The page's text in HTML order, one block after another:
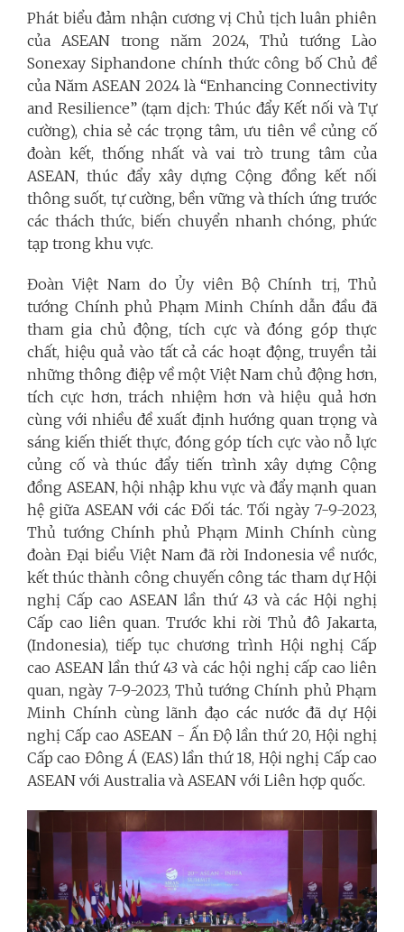
Phát biểu đảm nhận cương vị Chủ tịch luân phiên
của ASEAN trong năm 2024, Thủ tướng Lào
Sonexay Siphandone chính thức công bố Chủ đề
của Năm ASEAN 2024 là “Enhancing Connectivity
and Resilience” (tạm dịch: Thúc đẩy Kết nối và Tự
cường), chia sẻ các trọng tâm, ưu tiên về củng cố
đoàn kết, thống nhất và vai trò trung tâm của
ASEAN, thúc đẩy xây dựng Cộng đồng kết nối
thông suốt, tự cường, bền vững và thích ứng trước
các thách thức, biến chuyển nhanh chóng, phức
tạp trong khu vực.
Đoàn Việt Nam do Ủy viên Bộ Chính trị, Thủ
tướng Chính phủ Phạm Minh Chính dẫn đầu đã
tham gia chủ động, tích cực và đóng góp thực
chất, hiệu quả vào tất cả các hoạt động, truyền tải
những thông điệp về một Việt Nam chủ động hơn,
tích cực hơn, trách nhiệm hơn và hiệu quả hơn
cùng với nhiều đề xuất định hướng quan trọng và
sáng kiến thiết thực, đóng góp tích cực vào nỗ lực
củng cố và thúc đẩy tiến trình xây dựng Cộng
đồng ASEAN, hội nhập khu vực và đẩy mạnh quan
hệ giữa ASEAN với các Đối tác. Tối ngày 7-9-2023,
Thủ tướng Chính phủ Phạm Minh Chính cùng
đoàn Đại biểu Việt Nam đã rời Indonesia về nước,
kết thúc thành công chuyến công tác tham dự Hội
nghị Cấp cao ASEAN lần thứ 43 và các Hội nghị
Cấp cao liên quan. Trước khi rời Thủ đô Jakarta,
(Indonesia), tiếp tục chương trình Hội nghị Cấp
cao ASEAN lần thứ 43 và các hội nghị cấp cao liên
quan, ngày 7-9-2023, Thủ tướng Chính phủ Phạm
Minh Chính cùng lãnh đạo các nước đã dự Hội
nghị Cấp cao ASEAN - Ấn Độ lần thứ 20, Hội nghị
Cấp cao Đông Á (EAS) lần thứ 18, Hội nghị Cấp cao
ASEAN với Australia và ASEAN với Liên hợp quốc.